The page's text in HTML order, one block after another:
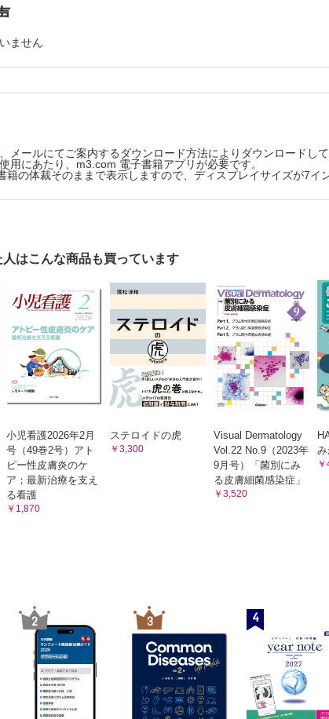
小児看護技術のコミュニケーションの実際】
やがる幼児前期のこどもとのコミュニケーション 熊谷祐美
服中で感染予防行動が必要な学童期のこどもとのコミュニケ
こえていますか？；ケアリング環境を創造するためのアクション
界が揺れる(45)
動を受け入れた医療政策にかかわる担当者の声は 阿真京子
係(143)
が行われないことによる親の精神的損害 木村佳生
ッチ(103)
ナー 土田菜摘
ぷ(147)
も今，「春」がくる？ 小鳥遊遊鳥
どもの応急手当㉔
のホームケア 飯村知広
ません
メールにてご案内するダウンロード方法によりダウンロードし
用にあたり、m3.com 電子書籍アプリが必要です。
の体裁そのままで表示しますので、ディスプレイサイズが7イ
はこんな商品も買っています
小児看護2026年2月
号（49巻2号）アト
ピー性皮膚炎のケ
ア；最新治療を支え
る看護
￥1,870
ステロイドの虎
￥3,300
Visual Dermatology
Vol.22 No.9（2023年
9月号）「菌別にみ
る皮膚細菌感染症」
￥3,520
2 3 4